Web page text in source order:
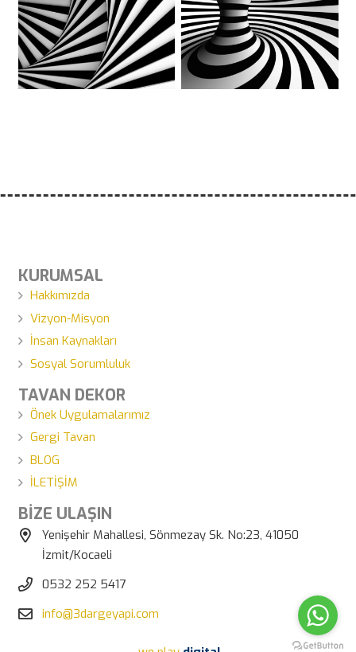
KURUMSAL
Hakkımızda
Vizyon-Misyon
İnsan Kaynakları
Sosyal Sorumluluk
TAVAN DEKOR
Önek Uygulamalarımız
Gergi Tavan
BLOG
İLETİŞİM
BİZE ULAŞIN
Yenişehir Mahallesi, Sönmezay Sk. No:23, 41050
İzmit/Kocaeli
0532 252 5417
info@3dargeyapi.com